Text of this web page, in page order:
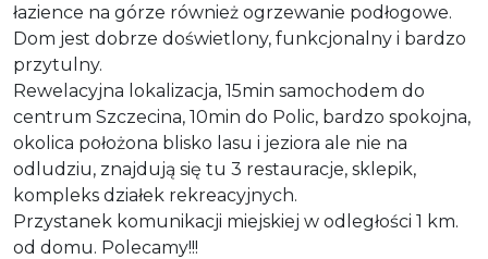
łazience na górze również ogrzewanie podłogowe.
Dom jest dobrze doświetlony, funkcjonalny i bardzo
przytulny.
Rewelacyjna lokalizacja, 15min samochodem do
centrum Szczecina, 10min do Polic, bardzo spokojna,
okolica położona blisko lasu i jeziora ale nie na
odludziu, znajdują się tu 3 restauracje, sklepik,
kompleks działek rekreacyjnych.
Przystanek komunikacji miejskiej w odległości 1 km.
od domu. Polecamy!!!